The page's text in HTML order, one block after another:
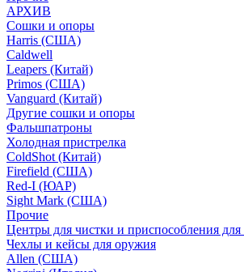
АРХИВ
Сошки и опоры
Harris (США)
Caldwell
Leapers (Китай)
Primos (США)
Vanguard (Китай)
Другие сошки и опоры
Фальшпатроны
Холодная пристрелка
ColdShot (Китай)
Firefield (США)
Red-I (ЮАР)
Sight Mark (США)
Прочие
Центры для чистки и приспособления
Чехлы и кейсы для оружия
Allen (США)